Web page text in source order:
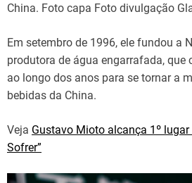
China. Foto capa Foto divulgação
Em setembro de 1996, ele fundou a
produtora de água engarrafada, que
ao longo dos anos para se tornar a
bebidas da China.
Veja Gustavo Mioto alcança 1º lugar
Sofrer”